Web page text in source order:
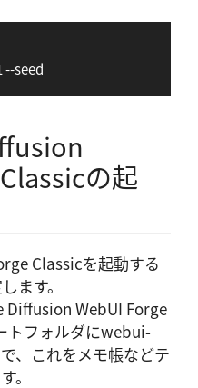
--seed
の起
Classicを起動する
ます。
Diffusion WebUI Forge
トフォルダにwebui-
、これをメモ帳などテ
。